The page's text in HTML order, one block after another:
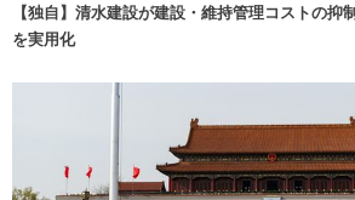
【独自】清水建設が建設・維持管理コストの抑
を実用化